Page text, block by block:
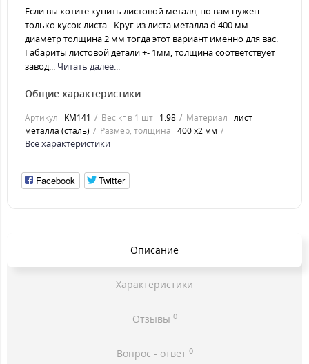
Если вы хотите купить листовой металл, но вам нужен
только кусок листа - Круг из листа металла d 400 мм
диаметр толщина 2 мм тогда этот вариант именно для вас.
Габариты листовой детали +- 1мм, толщина соответствует
завод... Читать далее...
Общие характеристики
Артикул KM141 Вес кг в 1 шт 1.98 Материал лист
металла (сталь)
Размер, толщина 400 х2 мм
Все характеристики
Facebook Twitter
Описание
Характеристики
Отзывы 0
Вопрос - ответ 0